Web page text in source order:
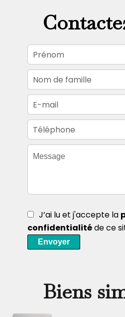
J’ai lu et j'accepte la
confidentialitéde ce
Envoyer
Biens